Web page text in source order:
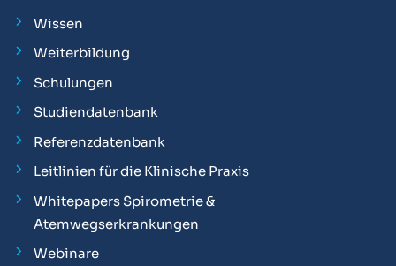
Wissen
Weiterbildung
Schulungen
Studiendatenbank
Referenzdatenbank
Leitlinien für die Klinische Praxis
Whitepapers Spirometrie &
Atemwegserkrankungen
Webinare